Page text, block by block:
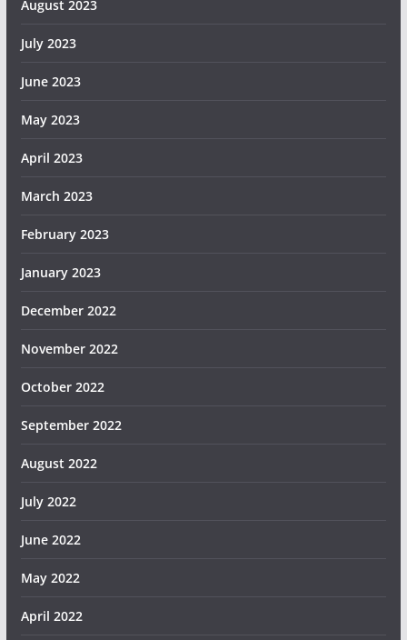
August 2023
July 2023
June 2023
May 2023
April 2023
March 2023
February 2023
January 2023
December 2022
November 2022
October 2022
September 2022
August 2022
July 2022
June 2022
May 2022
April 2022